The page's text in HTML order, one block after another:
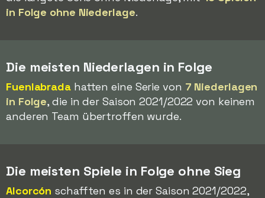
in Folge ohne Niederlage.
Die meisten Niederlagen in Folge
Fuenlabradahatten eine Serie von 7 Niederlagen
in Folge, die in der Saison 2021/2022 von keinem
anderen Team übertroffen wurde.
Die meisten Spiele in Folge ohne Sieg
Alcorcón schafften es in der Saison 2021/2022,